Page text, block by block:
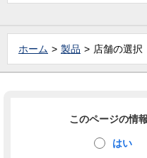
ホーム 製品 店舗の選択
このページの情
はい